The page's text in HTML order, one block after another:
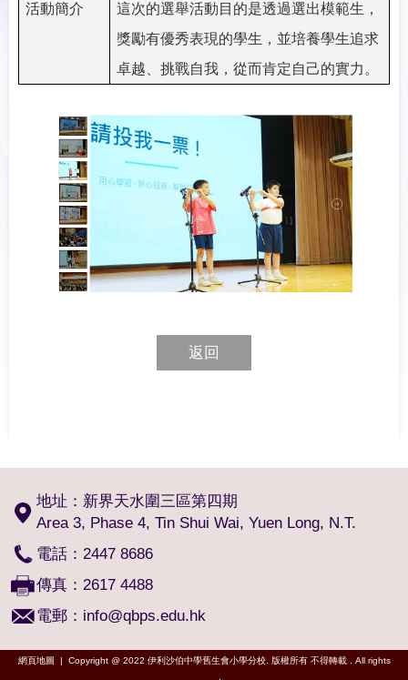
活動簡介
這次的選舉活動目的是透過選出模範生，
獎勵有優秀表現的學生，並培養學生追求
卓越、挑戰自我，從而肯定自己的實力。
返回
地址：新界天水圍三區第四期
Area 3, Phase 4, Tin Shui Wai, Yuen Long, N.T.
電話：2447 8686
傳真：2617 4488
電郵： info@qbps.edu.hk
網頁地圖 | Copyright @ 2022 伊利沙伯中學舊生會小學分校. 版權所有 不得轉載 . All rights